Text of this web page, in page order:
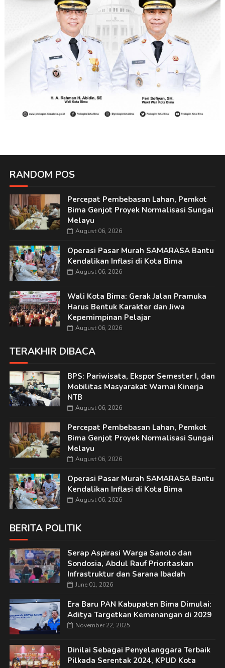
RANDOM POS
Percepat Pembebasan Lahan, Pemkot
Bima Genjot Proyek Normalisasi Sungai
Melayu
August 06, 2026
Operasi Pasar Murah SAMARASA Bantu
Kendalikan Inflasi di Kota Bima
August 06, 2026
Wali Kota Bima: Gerak Jalan Pramuka
Harus Bentuk Karakter dan Jiwa
Kepemimpinan Pelajar
August 06, 2026
TERAKHIR DIBACA
BPS: Pariwisata, Ekspor Semester I, dan
Mobilitas Masyarakat Warnai Kinerja
NTB
August 06, 2026
Percepat Pembebasan Lahan, Pemkot
Bima Genjot Proyek Normalisasi Sungai
Melayu
August 06, 2026
Operasi Pasar Murah SAMARASA Bantu
Kendalikan Inflasi di Kota Bima
August 06, 2026
BERITA POLITIK
Serap Aspirasi Warga Sanolo dan
Sondosia, Abdul Rauf Prioritaskan
Infrastruktur dan Sarana Ibadah
June 01, 2026
Era Baru PAN Kabupaten Bima Dimulai:
Aditya Targetkan Kemenangan di 2029
November 22, 2025
Dinilai Sebagai Penyelanggara Terbaik
Pilkada Serentak 2024, KPUD Kota